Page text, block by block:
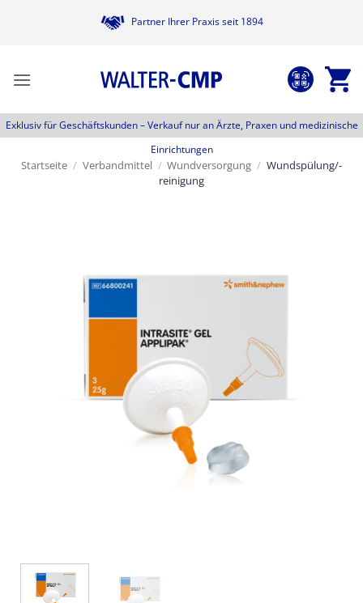
Partner Ihrer Praxis seit 1894
Exklusiv für Geschäftskunden –Verkauf nur an Ärzte, Praxen und medizinische
Einrichtungen
Startseite / Verbandmittel / Wundversorgung / Wundspülung/-
reinigung